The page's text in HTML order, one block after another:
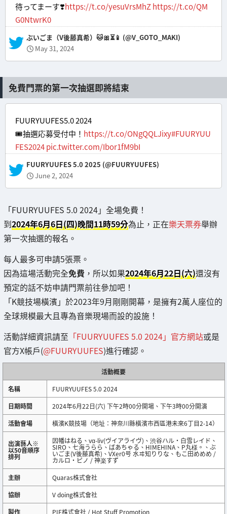
待ってまーす❣️https://t.co/yesuVrsMhZhttps://t.co/QM
G0NtwrK0
— ぶいごま（V後藤真希）🐱🎀⏳📱 (@V_GOTO_MAKI)
May 31, 2024
免費門票的第一次抽選即將結束
FUURYUUFES5.0 2024
🎟抽選応募受付中！ https://t.co/ONgQQLJixy#FUURYUU
FES2024pic.twitter.com/Ibor1fM9bI
— FUURYUUFES 5.0 2025 (@FUURYUUFES)
June 2, 2024
「FUURYUUFES 5.0 2024」全場免費！
到2024年6月6日(四)晚間11時59分為止，正在樂天票券舉辦
第一次抽選的報名。
每人最多可申請5張票。
因為這場活動完全免費 ，所以如果2024年6月22日(六)還沒有
預定的話不妨申請門票前往參加吧！
「K競技場橫濱」於2023年9月剛剛開幕，是擁有2萬人座位的
全球規模最大且專為音樂現場而設的設施！
活動詳細資訊請至 「FUURYUUFES 5.0 2024」官方網站或是
官方X帳戶(@FUURYUUFES)進行確認。
活動概要
名稱
FUURYUUFES 5.0 2024
日期時間
2024年6月22日(六) 下午2時00分開場、下午3時00分開演
活動會場
橫濱K競技場（地址：神奈川縣橫濱市西區港未來6丁目2-14）
出演藝人※
以50音順序
排列
因幡はねる、vα-liv(ヴイアライヴ)、渋谷ハル・白雪レイド、
SIRO、七海うらら、ばあちゃる、HIMEHINA、P丸様。、ぶ
いごま(V後藤真希)、VXer0号 水ヰ知りりな、もこ田めめめ /
カルロ・ピノ / 神楽すず
主辦
Quaras株式會社
協辦
V doing株式會社
製作
PIF株式會社 / Hot Stuff Promotion